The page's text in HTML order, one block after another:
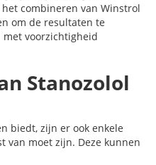
combineren van Winstrol
om de resultaten te
voorzichtigheid
Stanozolol
biedt, zijn er ook enkele
van moet zijn. Deze kunnen